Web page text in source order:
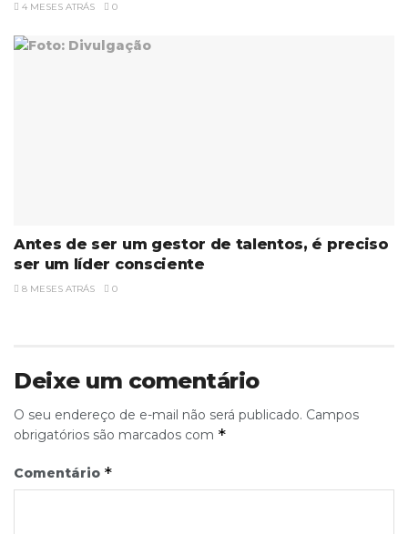
4 MESES ATRÁS 0
Antes de ser um gestor de talentos, é preciso
ser um líder consciente
8 MESES ATRÁS 0
Deixe um comentário
O seu endereço de e-mail não será publicado. Campos
obrigatórios são marcados com *
Comentário *